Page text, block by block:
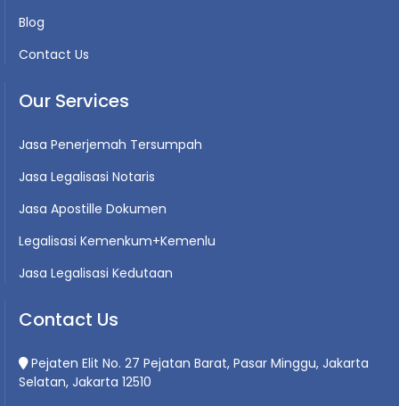
Blog
Contact Us
Our Services
Jasa Penerjemah Tersumpah
Jasa Legalisasi Notaris
Jasa Apostille Dokumen
Legalisasi Kemenkum+Kemenlu
Jasa Legalisasi Kedutaan
Contact Us
Pejaten Elit No. 27 Pejatan Barat, Pasar Minggu, Jakarta
Selatan, Jakarta 12510